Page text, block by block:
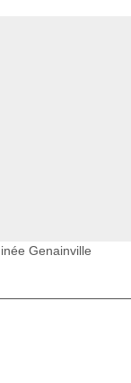
Genainville